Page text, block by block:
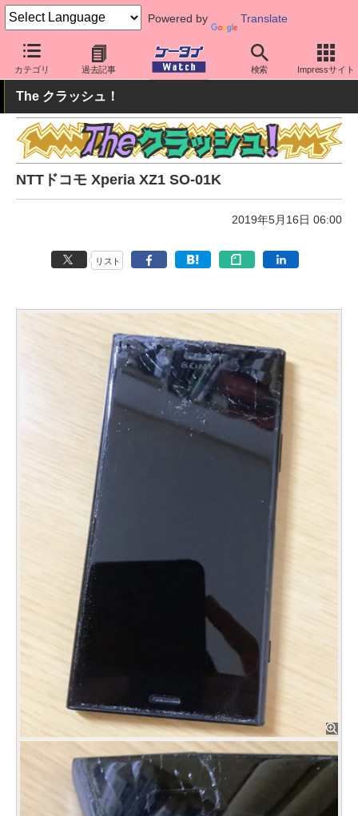
Powered by Translate
カテゴリ 過去記事 検索 Impressサイト
ケータイ Watch キャリア ドコモ
The クラッシュ！
NTTドコモ Xperia XZ1 SO-01K
2019年5月16日 06:00
リスト